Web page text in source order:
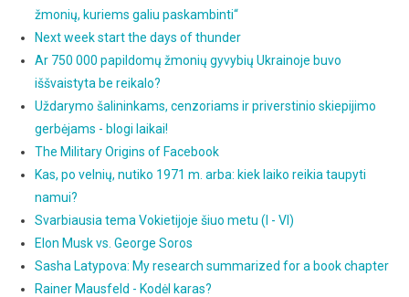
žmonių, kuriems galiu paskambinti“
Next week start the days of thunder
Ar 750 000 papildomų žmonių gyvybių Ukrainoje buvo
iššvaistyta be reikalo?
Uždarymo šalininkams, cenzoriams ir priverstinio skiepijimo
gerbėjams - blogi laikai!
The Military Origins of Facebook
Kas, po velnių, nutiko 1971 m. arba: kiek laiko reikia taupyti
namui?
Svarbiausia tema Vokietijoje šiuo metu (I - VI)
Elon Musk vs. George Soros
Sasha Latypova: My research summarized for a book chapter
Rainer Mausfeld - Kodėl karas?